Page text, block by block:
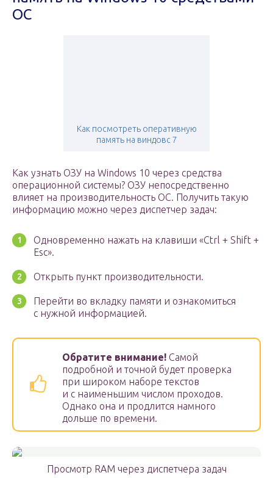
ОС
Как посмотреть оперативную
память на виндовс 7
Как узнать ОЗУ на Windows 10 через средства
операционной системы? ОЗУ непосредственно
влияет на производительность ОС. Получить такую
информацию можно через диспетчер задач:
Одновременно нажать на клавиши «Ctrl + Shift +
Еsc».
Открыть пункт производительности.
Перейти во вкладку памяти и ознакомиться
с нужной информацией.
Обратите внимание! Самой
подробной и точной будет проверка
при широком наборе текстов
и с наименьшим числом проходов.
Однако она и продлится намного
дольше по времени.
Просмотр RAM через диспетчера задач